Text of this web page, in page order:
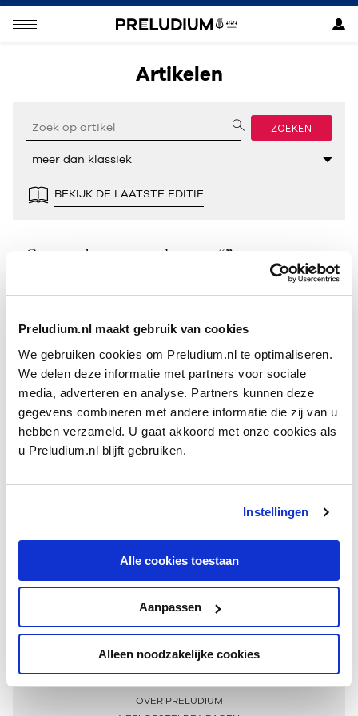
Preludium.nl maakt gebruik van cookies
We gebruiken cookies om Preludium.nl te optimaliseren.
We delen deze informatie met partners voor sociale
media, adverteren en analyse. Partners kunnen deze
gegevens combineren met andere informatie die zij van u
hebben verzameld. U gaat akkoord met onze cookies als
u Preludium.nl blijft gebruiken.
Instellingen
Alle cookies toestaan
Aanpassen
Alleen noodzakelijke cookies
Artikelen
ZOEKEN
BEKIJK DE LAATSTE EDITIE
Geen resultaten gevonden voor “”.
Meer informatie
OVER PRELUDIUM